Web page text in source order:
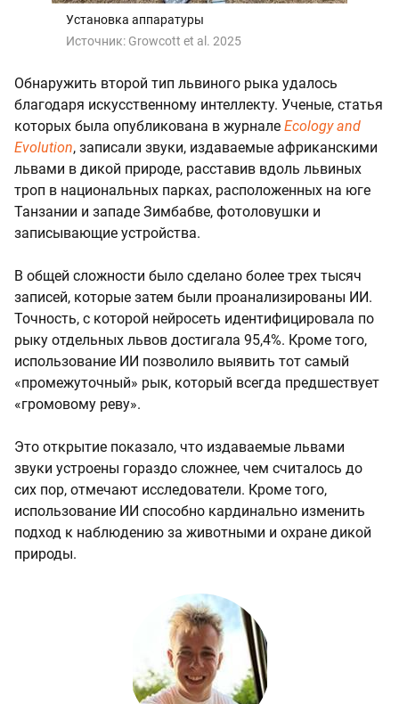
Установка аппаратуры
Источник: Growcott et al. 2025
Обнаружить второй тип львиного рыка удалось
благодаря искусственному интеллекту. Ученые, статья
которых была опубликована в журнале Ecology and
Evolution, записали звуки, издаваемые африканскими
львами в дикой природе, расставив вдоль львиных
троп в национальных парках, расположенных на юге
Танзании и западе Зимбабве, фотоловушки и
записывающие устройства.
В общей сложности было сделано более трех тысяч
записей, которые затем были проанализированы ИИ.
Точность, с которой нейросеть идентифицировала по
рыку отдельных львов достигала 95,4%. Кроме того,
использование ИИ позволило выявить тот самый
«промежуточный» рык, который всегда предшествует
«громовому реву».
Это открытие показало, что издаваемые львами
звуки устроены гораздо сложнее, чем считалось до
сих пор, отмечают исследователи. Кроме того,
использование ИИ способно кардинально изменить
подход к наблюдению за животными и охране дикой
природы.